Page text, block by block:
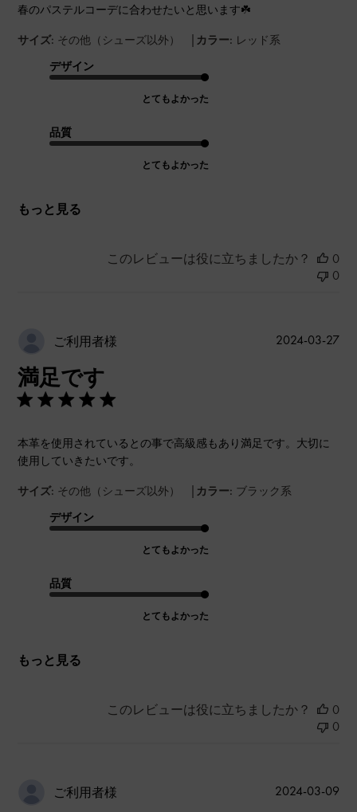
春のパステルコーデに合わせたいと思います☘️
サイズ: その他（シューズ以外） | カラー: レッド系
デザイン
とてもよかった
品質
とてもよかった
もっと見る
このレビューは役に立ちましたか？
0
0
ご利用者様
満足です
本革を使用されているとの事で高級感もあり満足です。大切に
使用していきたいです。
サイズ: その他（シューズ以外） | カラー: ブラック系
デザイン
とてもよかった
品質
とてもよかった
もっと見る
公
2024-03-27
このレビューは役に立ちましたか？
0
0
ご利用者様
公
2024-03-09